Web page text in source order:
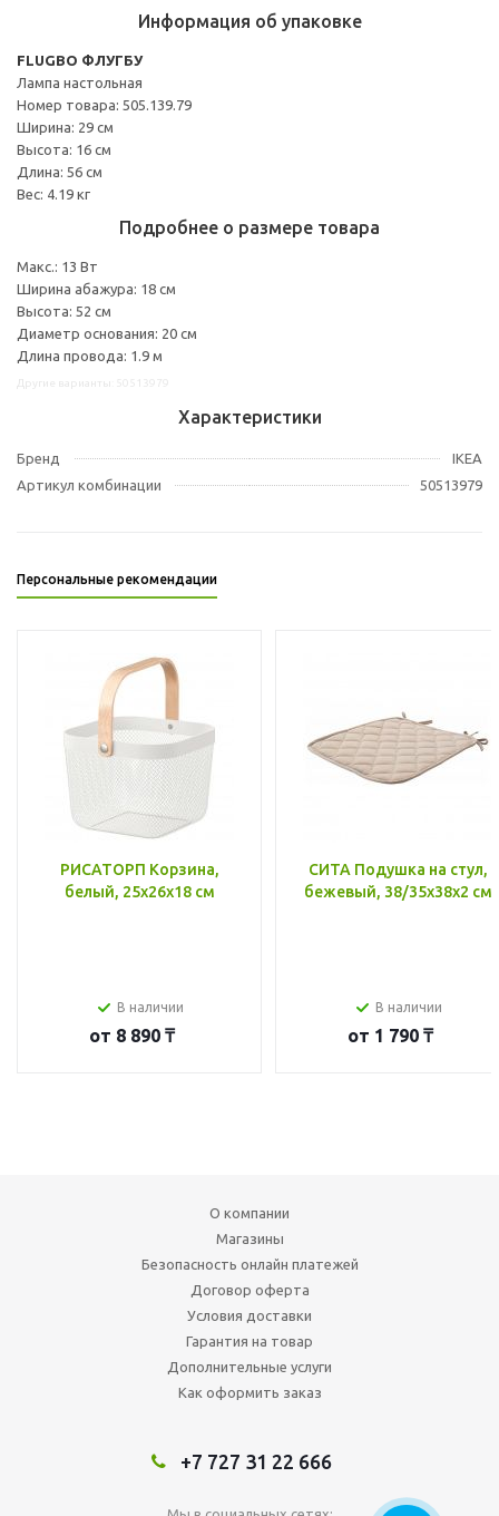
Информация об упаковке
FLUGBO ФЛУГБУ
Лампа настольная
Номер товара: 505.139.79
Ширина: 29 см
Высота: 16 см
Длина: 56 см
Вес: 4.19 кг
Подробнее о размере товара
Макс.: 13 Вт
Ширина абажура: 18 см
Высота: 52 см
Диаметр основания: 20 см
Длина провода: 1.9 м
Характеристики
Бренд
IKEA
Артикул комбинации
50513979
Персональные рекомендации
РИСАТОРП Корзина,
белый, 25x26x18 см
В наличии
от 8 890 ₸
СИТА Подушка на стул,
бежевый, 38/35x38x2 см
В наличии
от 1 790 ₸
О компании
Магазины
Безопасность онлайн платежей
Договор оферта
Условия доставки
Гарантия на товар
Дополнительные услуги
Как оформить заказ
+7 727 31 22 666